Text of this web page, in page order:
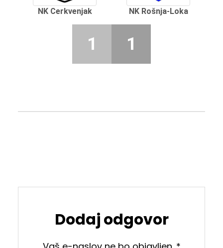
NK Cerkvenjak NK Rošnja-Loka
1 1
Dodaj odgovor